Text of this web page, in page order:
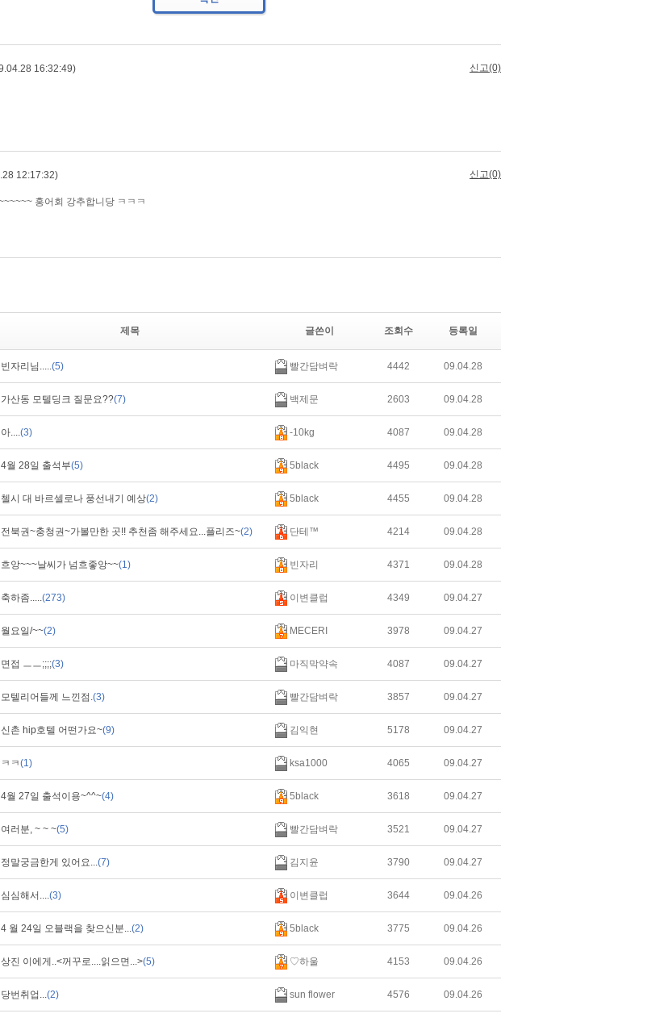
제목 글쓴이 조회수 등록일
빈자리님.....(5) 빨간담벼락 4442 09.04.28
가산동 모텔딩크 질문요??(7) 백제문 2603 09.04.28
아....(3) -10kg 4087 09.04.28
4월 28일 출석부(5) 5black 4495 09.04.28
첼시 대 바르셀로나 풍선내기 예상(2) 5black 4455 09.04.28
전북권~충청권~가볼만한 곳!! 추천좀 해주세요...플리즈~(2) 단테™ 4214 09.04.28
흐앙~~~날씨가 넘흐좋앙~~(1) 빈자리 4371 09.04.28
축하좀.....(273) 이변클럽 4349 09.04.27
월요일/~~(2) MECERI 3978 09.04.27
면접 ㅡㅡ;;;;(3) 마직막약속 4087 09.04.27
모텔리어들께 느낀점.(3) 빨간담벼락 3857 09.04.27
신촌 hip호텔 어떤가요~(9) 김익현 5178 09.04.27
ㅋㅋ(1) ksa1000 4065 09.04.27
4월 27일 출석이용~^^~(4) 5black 3618 09.04.27
여러분, ~ ~ ~(5) 빨간담벼락 3521 09.04.27
정말궁금한게 있어요...(7) 김지윤 3790 09.04.27
심심해서....(3) 이변클럽 3644 09.04.26
4 월 24일 오블랙을 찾으신분...(2) 5black 3775 09.04.26
상진 이에게..<꺼꾸로....읽으면...>(5) ♡하울 4153 09.04.26
당번취업...(2) sun flower 4576 09.04.26